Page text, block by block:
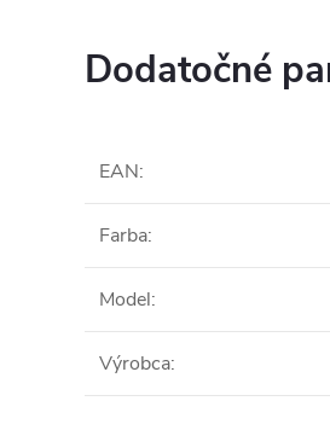
Dodatočné
EAN:
Farba:
Model:
Výrobca: